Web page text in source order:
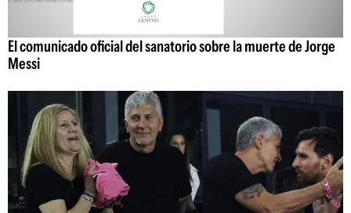
El comunicado oficial del sanatorio sobre la muerte de Jorge
Messi